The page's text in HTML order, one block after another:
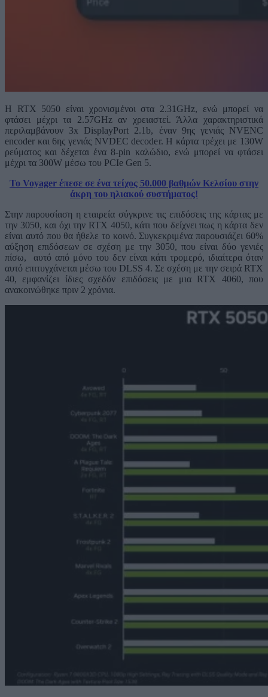
Η RTX 5050 είναι χρονισμένοι στα 2.31GHz, ενώ μπορεί να
φτάσει μέχρι τα 2.57GHz αν χρειαστεί. Άλλα χαρακτηριστικά
περιλαμβάνουν 3x DisplayPort 2.1b, έναν 9ης γενιάς NVENC
encoder και 6ης γενιάς NVDEC decoder. Η κάρτα τρέχει με 130W
ρεύματος και δέχεται ένα 8-pin καλώδιο, ενώ μπορεί να φτάσει
μέχρι τα 300W μέσω του PCIe Gen 5.
To Voyager έπεσε σε ένα τείχος 50.000 βαθμών Κελσίου στην
άκρη του ηλιακού συστήματος!
Στην παρουσίαση η εταιρεία σύγκρινε τις επιδόσεις της κάρτας με
την 3050, και όχι την RTX 4050, κάτι που δείχνει πως η κάρτα δεν
είναι αυτό που θα ήθελε το κοινό. Συγκεκριμένα παρουσιάζει 60%
αύξηση επιδόσεων σε σχέση με την 3050, που είναι δύο γενιές
πίσω, αυτό από μόνο του δεν είναι κάτι τρομερό, ιδιαίτερα όταν
αυτό επιτυγχάνεται μέσω του DLSS 4. Σε σχέση με την σειρά RTX
40, εμφανίζει ίδιες σχεδόν επιδόσεις με μια RTX 4060, που
ανακοινώθηκε πριν 2 χρόνια.